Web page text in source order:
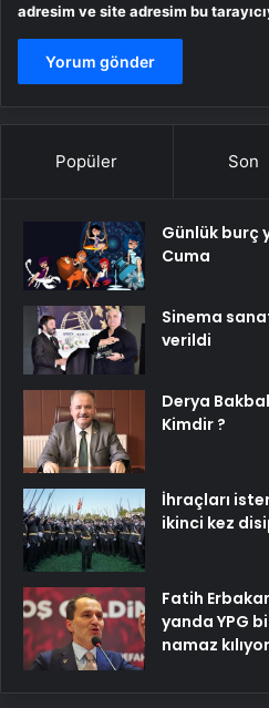
adresim ve site adresim bu
Popüler Son
Günlük burç
Cuma
Sinema
verildi
Derya
Kimdir ?
İhraçları
ikinci kez
Fatih
yanda YPG
namaz